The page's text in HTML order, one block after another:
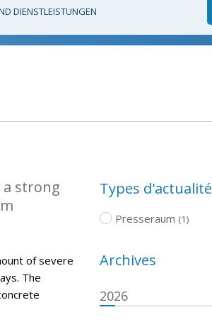
DIENSTLEISTUNGEN
a strong
of severe
The
Types d'actualité
Presseraum (1)
Archives
2026